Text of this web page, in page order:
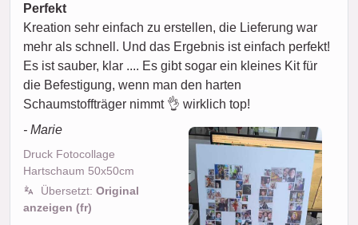
Perfekt
Kreation sehr einfach zu erstellen, die Lieferung war
mehr als schnell. Und das Ergebnis ist einfach perfekt!
Es ist sauber, klar .... Es gibt sogar ein kleines Kit für
die Befestigung, wenn man den harten
Schaumstoffträger nimmt 👌 wirklich top!
- Marie
Druck Fotocollage
Hartschaum 50x50cm
Übersetzt: Original
anzeigen (fr)